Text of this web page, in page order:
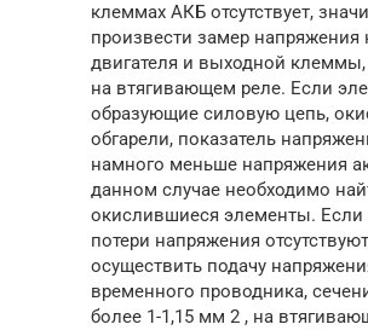
клеммах АКБ отсутствует,
произвести замер напряжения
двигателя и выходной
на втягивающем реле. Если
образующие силовую цепь,
обгарели, показатель
намного меньше напряжения
данном случае необходимо
окислившиеся элементы. Если
потери напряжения
осуществить подачу
временного проводника,
более 1-1,15 мм 2 , на